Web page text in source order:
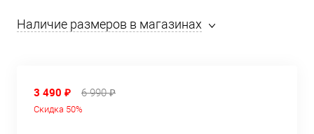
Наличие размеров в магазинах
3 490 ₽ 6 990 ₽
Скидка 50%